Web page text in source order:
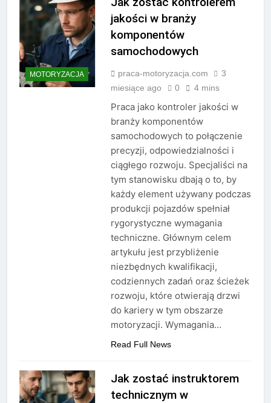
MOTORYZACJA
jakości w branży
komponentów
samochodowych
praca-motoryzacja.com
3
miesiące ago
0 4 mins
Praca jako kontroler jakości w
branży komponentów
samochodowych to połączenie
precyzji, odpowiedzialności i
ciągłego rozwoju. Specjaliści na
tym stanowisku dbają o to, by
każdy element używany podczas
produkcji pojazdów spełniał
rygorystyczne wymagania
techniczne. Głównym celem
artykułu jest przybliżenie
niezbędnych kwalifikacji,
codziennych zadań oraz ścieżek
rozwoju, które otwierają drzwi
do kariery w tym obszarze
motoryzacji. Wymagania…
Read Full News
Jak zostać instruktorem
technicznym w